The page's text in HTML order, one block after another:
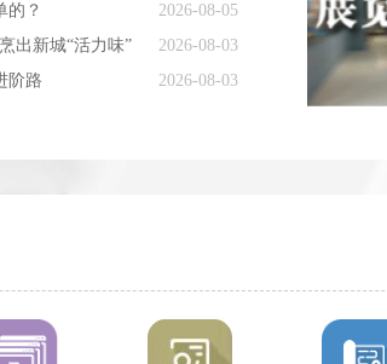
2026-08-05
的？
2026-08-03
出新城“活力味”
2026-08-03
阶路